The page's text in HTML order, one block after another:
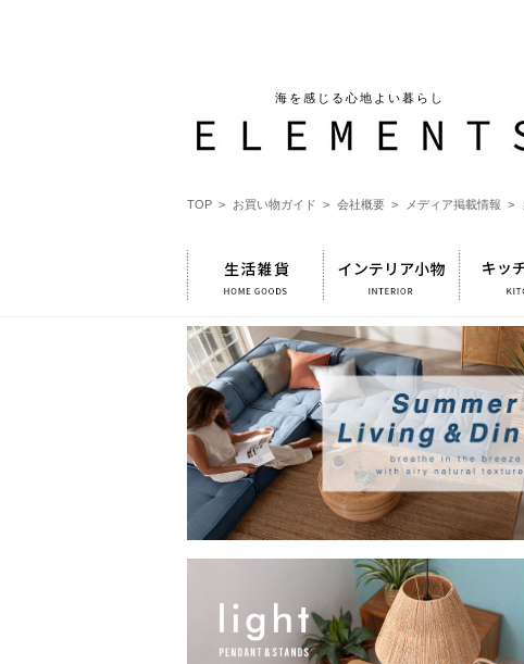
海を感じる心地よい暮らし
TOP > お買い物ガイド > 会社概要 > メディア掲載情報 >